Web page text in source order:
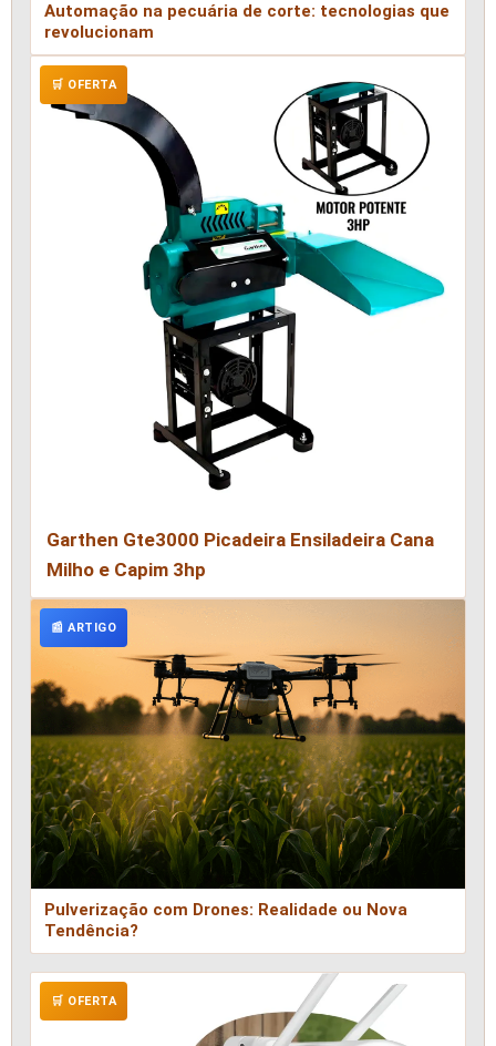
Automação na pecuária de corte: tecnologias que
revolucionam
🛒 OFERTA
Garthen Gte3000 Picadeira Ensiladeira Cana
Milho e Capim 3hp
📰 ARTIGO
Pulverização com Drones: Realidade ou Nova
Tendência?
🛒 OFERTA